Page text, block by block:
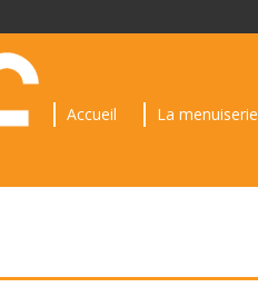
Accueil La menuiserie